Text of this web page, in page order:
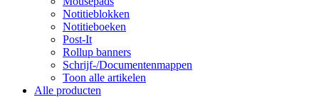
Notitieblokken
Notitieboeken
Post-It
Rollup banners
Schrijf-/Documentenmappen
Toon alle artikelen
Alle producten